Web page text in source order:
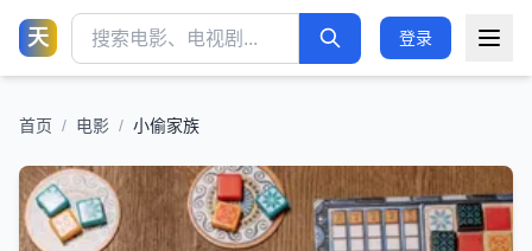
天 登录
首页 / 电影 / 小偷家族